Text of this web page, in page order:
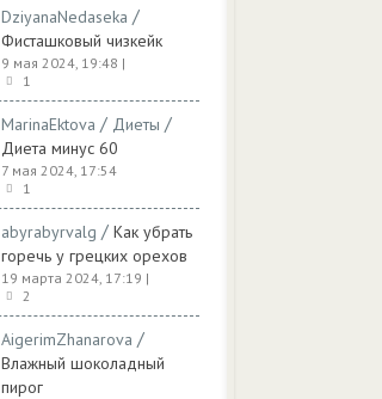
DziyanaNedaseka /
Фисташковый чизкейк
9 мая 2024, 19:48 |
1
MarinaEktova / Диеты /
Диета минус 60
7 мая 2024, 17:54
1
abyrabyrvalg / Как убрать
горечь у грецких орехов
19 марта 2024, 17:19 |
2
AigerimZhanarova /
Влажный шоколадный
пирог